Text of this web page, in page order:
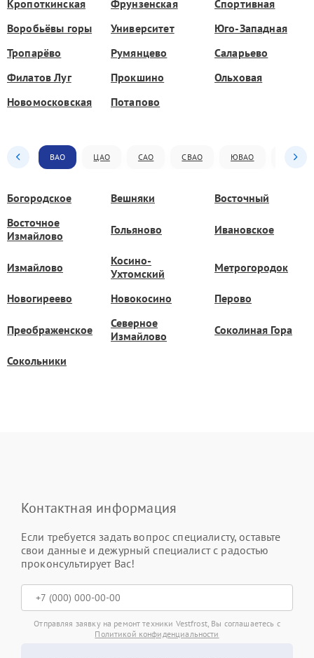
Кропоткинская Фрунзенская
Спортивная
Воробьёвы горы
Университет
Юго-Западная
Тропарёво
Румянцево
Саларьево
Филатов Луг
Прокшино
Ольховая
Новомосковская
Потапово
ВАО ЦАО САО СВАО ЮВАО ЮАО
Богородское Вешняки
Восточный
Восточное
Измайлово
Гольяново Ивановское
Измайлово
Косино-
Ухтомский
Метрогородок
Новогиреево Новокосино Перово
Преображенское
Северное
Измайлово
Соколиная Гора
Сокольники
Контактная информация
Если требуется задать вопрос специалисту, оставьте
свои данные и дежурный специалист с радостью
проконсультирует Вас!
Отправляя заявку на ремонт техники Vestfrost, Вы соглашаетесь с
Политикой конфиденциальности